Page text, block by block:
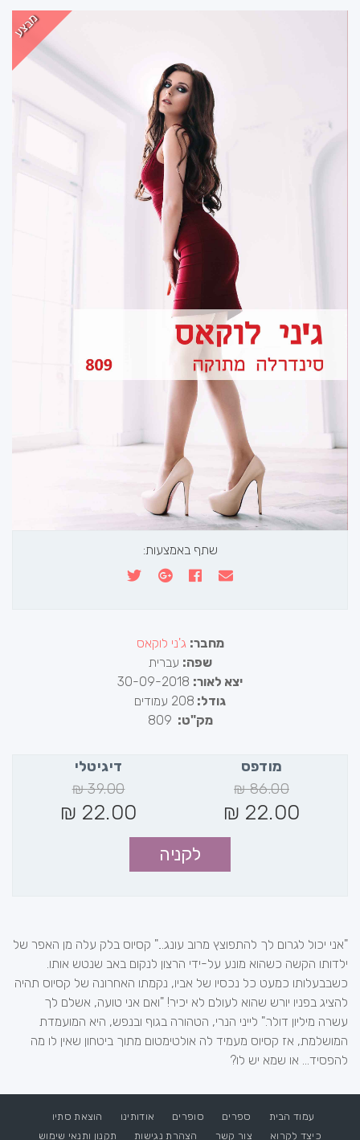
מבצע
שתף באמצעות:
מחבר: ג'ני לוקאס
שפה: עברית
יצא לאור:
גודל: 208 עמודים
מק"ט:
מודפס
86.00
₪
22.00
₪
דיגיטלי
39.00
₪
22.00
₪
לקניה
"אני יכול לגרום לך להתפוצץ מרוב עונג..." קסיוס בלק עלה מן האפר של
ילדותו הקשה כשהוא מונע על-ידי הרצון לנקום באב שנטש אותו.
כשבבעלותו כמעט כל נכסיו של אביו, נקמתו האחרונה של קסיוס תהיה
להציג בפניו יורש שהוא לעולם לא יכיר! "ואם אני טועה, אשלם לך
עשרה מיליון דולר." לייני הנרי, הטהורה בגוף ובנפש, היא המועמדת
המושלמת, אז קסיוס מעמיד לה אולטימטום מתוך ביטחון שאין לו מה
להפסיד... או שמא יש לו?
עמוד הבית ספרים סופרים אודותינו
הוצאת סתיו
כיצד לקרוא
צור קשר הצהרת נגישות תקנון ותנאי שימוש